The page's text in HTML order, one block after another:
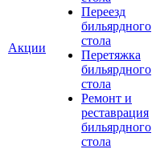
Акции
Переезд
бильярдного
стола
Перетяжка
бильярдного
стола
Ремонт и
реставрация
бильярдного
стола